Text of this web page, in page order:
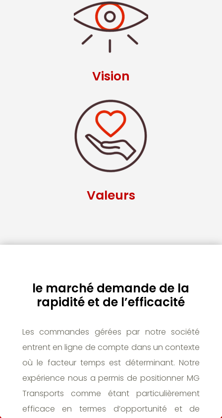
Vision
Valeurs
le marché demande de la
rapidité et de l’efficacité
Les commandes gérées par notre société
entrent en ligne de compte dans un contexte
où le facteur temps est déterminant. Notre
expérience nous a permis de positionner MG
Transports comme étant particulièrement
efficace en termes d’opportunité et de